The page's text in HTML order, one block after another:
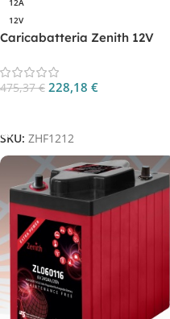
12A
12V
Caricabatteria Zenith 12V
475,37€ 228,18 €
SKU: ZHF1212